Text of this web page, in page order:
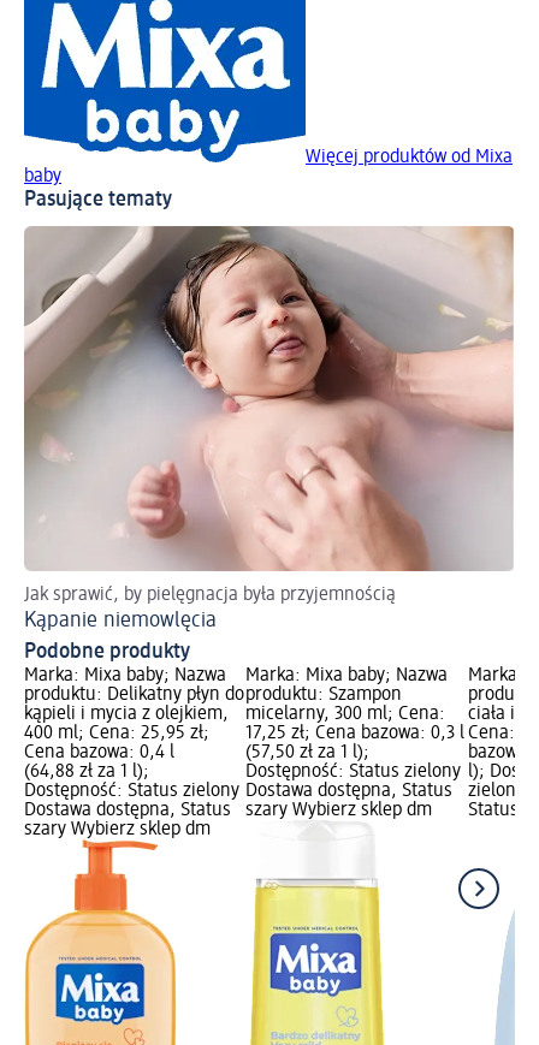
Więcej produktów od Mixa
baby
Pasujące tematy
Jak sprawić, by pielęgnacja była przyjemnością
Kąpanie niemowlęcia
Podobne produkty
Marka: Mixa baby; Nazwa
produktu: Delikatny płyn do
kąpieli i mycia z olejkiem,
400 ml; Cena: 25,95 zł;
Cena bazowa: 0,4 l
(64,88 zł za 1 l);
Dostępność: Status zielony
Dostawa dostępna, Status
szary Wybierz sklep dm
Marka: Mixa baby; Nazwa
produktu: Szampon
micelarny, 300 ml; Cena:
17,25 zł; Cena bazowa: 0,3 l
(57,50 zł za 1 l);
Dostępność: Status zielony
Dostawa dostępna, Status
szary Wybierz sklep dm
Marka:
ciała i
Cena:
bazowa:
l);
zielony
Status